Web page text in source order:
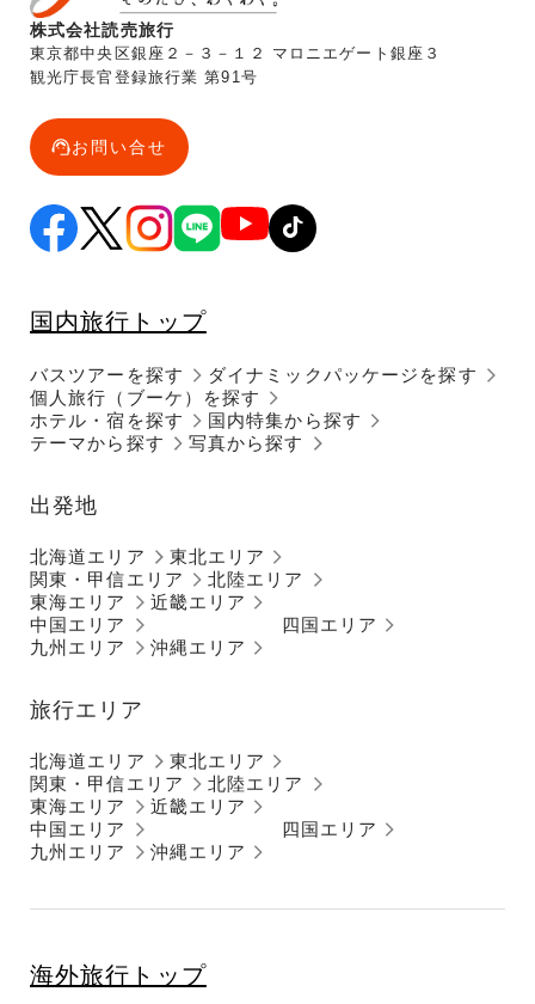
株式会社読売旅行
東京都中央区銀座２－３－１２ マロニエゲート銀座３
観光庁長官登録旅行業 第91号
お問い合せ
国内旅行トップ
バスツアーを探す
個人旅行（ブーケ）を探す
ダイナミックパッケージを探す
ホテル・宿を探す
国内特集から探す
テーマから探す
写真から探す
出発地
北海道エリア
東北エリア
関東・甲信エリア
北陸エリア
東海エリア
近畿エリア
中国エリア
四国エリア
九州エリア
沖縄エリア
旅行エリア
北海道エリア
東北エリア
関東・甲信エリア
北陸エリア
東海エリア
近畿エリア
中国エリア
四国エリア
九州エリア
沖縄エリア
海外旅行トップ